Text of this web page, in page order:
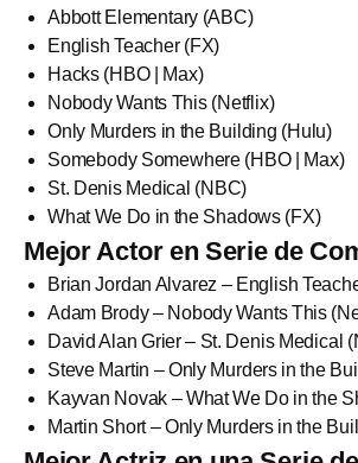
Abbott Elementary (ABC)
English Teacher (FX)
Hacks (HBO | Max)
Nobody Wants This (Netflix)
Only Murders in the Building (Hulu)
Somebody Somewhere (HBO | Max)
St. Denis Medical (NBC)
What We Do in the Shadows (FX)
Mejor Actor en Serie de
Brian Jordan Alvarez – English
Adam Brody – Nobody Wants This
David Alan Grier – St. Denis Medical
Steve Martin – Only Murders in the
Kayvan Novak – What We Do in the
Martin Short – Only Murders in the